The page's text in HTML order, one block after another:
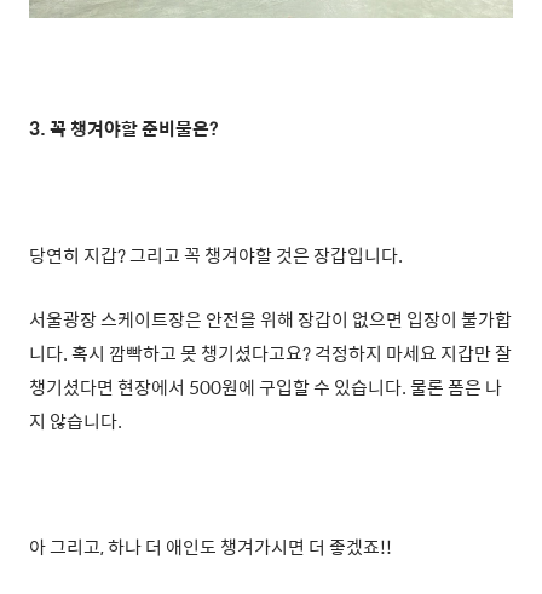
3. 꼭 챙겨야할 준비물은?
당연히 지갑? 그리고꼭 챙겨야할 것은 장갑입니다.
서울광장 스케이트장은 안전을 위해 장갑이 없으면 입장이 불가합
니다. 혹시 깜빡하고 못 챙기셨다고요? 걱정하지 마세요 지갑만 잘
챙기셨다면 현장에서 500원에 구입할 수 있습니다. 물론 폼은 나
지 않습니다.
아 그리고, 하나 더 애인도 챙겨가시면 더 좋겠죠!!